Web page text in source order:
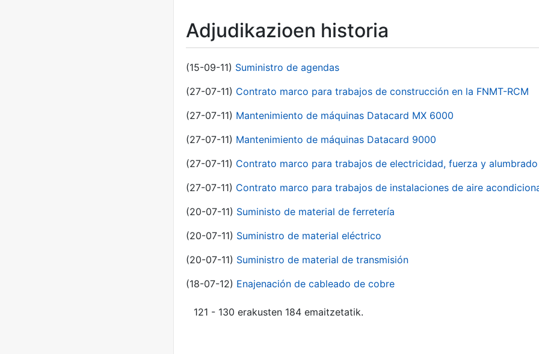
Adjudikazioen historia
(15-09-11) Suministro de agendas
(27-07-11) Contrato marco para trabajos de construcción en la FNMT-RCM
(27-07-11) Mantenimiento de máquinas Datacard MX 6000
(27-07-11) Mantenimiento de máquinas Datacard 9000
(27-07-11) Contrato marco para trabajos de electricidad, fuerza y alumbrado
(27-07-11) Contrato marco para trabajos de instalaciones de aire
(20-07-11) Suministo de material de ferretería
(20-07-11) Suministro de material eléctrico
(20-07-11) Suministro de material de transmisión
(18-07-12) Enajenación de cableado de cobre
121 - 130 erakusten 184 emaitzetatik.